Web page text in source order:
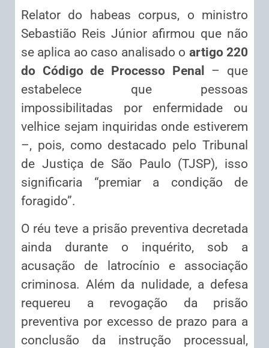
Relator do habeas corpus, o ministro
Sebastião Reis Júnior afirmou que não
se aplica ao caso analisado o artigo 220
do Código de Processo Penal
– que
estabelece que pessoas
impossibilitadas por enfermidade ou
velhice sejam inquiridas onde estiverem
–, pois, como destacado pelo Tribunal
de Justiça de São Paulo (TJSP), isso
significaria “premiar a condição de
foragido”.
O réu teve a prisão preventiva decretada
ainda durante o inquérito, sob a
acusação de latrocínio e associação
criminosa. Além da nulidade, a defesa
requereu a revogação da prisão
preventiva por excesso de prazo para a
conclusão da instrução processual,